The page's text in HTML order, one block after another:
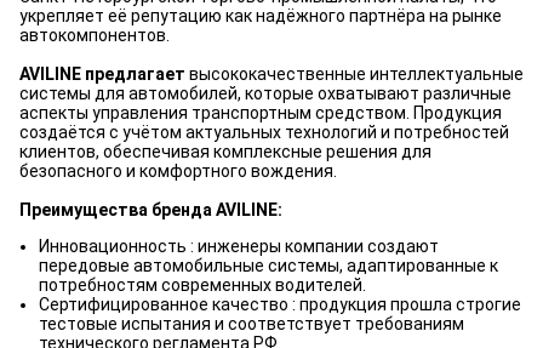
укрепляет её репутацию как надёжного партнёра на рынке
автокомпонентов.
AVILINE предлагает высококачественные интеллектуальные
системы для автомобилей, которые охватывают различные
аспекты управления транспортным средством. Продукция
создаётся с учётом актуальных технологий и потребностей
клиентов, обеспечивая комплексные решения для
безопасного и комфортного вождения.
Преимущества бренда AVILINE:
Инновационность : инженеры компании создают
передовые автомобильные системы, адаптированные к
потребностям современных водителей.
Сертифицированное качество : продукция прошла строгие
тестовые испытания и соответствует требованиям
технического регламента РФ.